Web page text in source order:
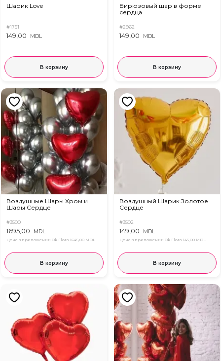
Шарик Love
#1751
149,00 MDL
В корзину
Бирюзовый шар в форме
сердца
#2962
149,00 MDL
В корзину
Воздушные Шары Хром и
Шары Сердце
#3500
1695,00 MDL
Цена в приложении Ok Flora 1645,00 MDL
В корзину
Воздушный Шарик Золотое
Сердце
#3502
149,00 MDL
Цена в приложении Ok Flora 145,00 MDL
В корзину